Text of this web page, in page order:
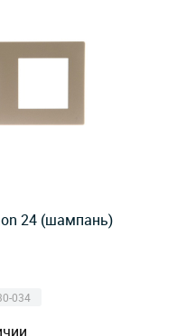
24 (шампань)
034